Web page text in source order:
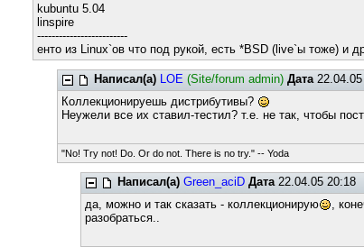
kubuntu 5.04
linspire
-------------------------
енто из Linux`ов что под рукой, есть *BSD (live`ы тоже) и
Написал(а) LOE (Site/forum admin) Дата22.04.05
Коллекционируешь дистрибутивы?
Неужели все их ставил-тестил? т.е. не так, чтобы
"No! Try not! Do. Or do not. There is no try." -- Yoda
Написал(а) Green_aciD Дата22.04.05 20:18
да, можно и так сказать - коллекционирую
,
разобраться..